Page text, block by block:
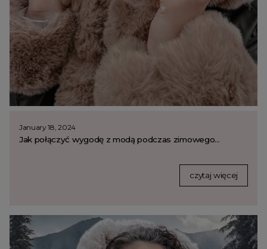
January 18, 2024
Jak połączyć wygodę z modą podczas zimowego...
czytaj więcej